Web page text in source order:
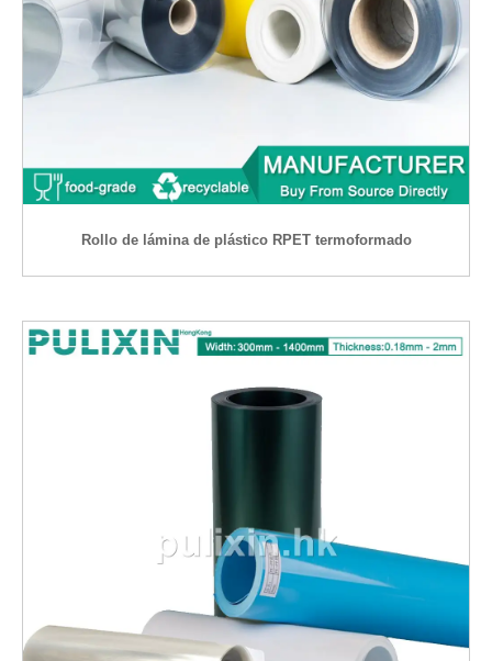
Rollo de lámina de plástico RPET termoformado